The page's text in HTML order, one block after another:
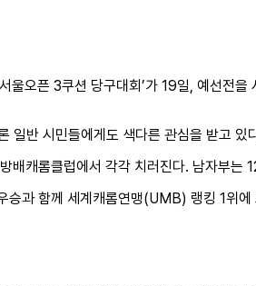
오픈 3쿠션 당구대회’가 19일, 예선전
일반 시민들에게도 색다른 관심을 받고 있
캐롬클럽에서 각각 치러진다. 남자부는
과 함께 세계캐롬연맹(UMB) 랭킹 1위